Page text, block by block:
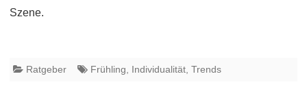
Szene.
Ratgeber Frühling Individualität Trends